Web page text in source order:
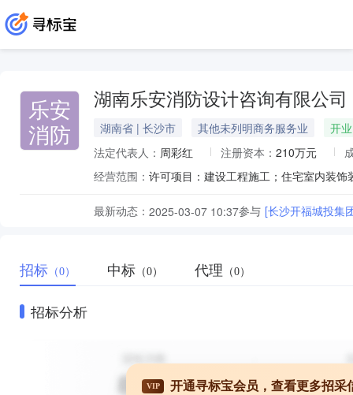
乐安
消防
湖南乐安消防设计咨询有限公司
湖南省 | 长沙市 其他未列明商务服务业
开业
法定代表人： 周彩红 注册资本： 210万元
经营范围：
最新动态： 2025-03-07 10:37参与 [长沙开福城投集
招标 （0） 中标 （0） 代理 （0）
招标分析
VIP 开通寻标宝会员，查看更多招采